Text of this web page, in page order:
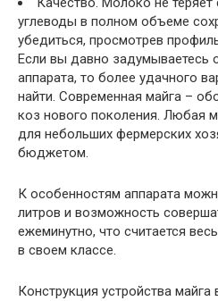
углеводы в полном объеме
убедиться, просмотрев
Если вы давно задумываетесь
аппарата, то более удачного
найти. Современная майга –
коз нового поколения. Любая
для небольших фермерских
бюджетом.
К особенностям аппарата
литров и возможность
ежеминутно, что считается
в своем классе.
Конструкция устройства майга